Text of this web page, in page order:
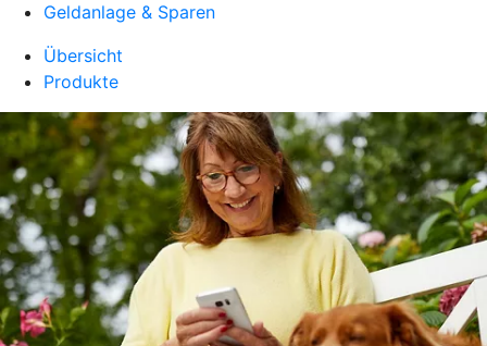
Geldanlage & Sparen
Übersicht
Produkte